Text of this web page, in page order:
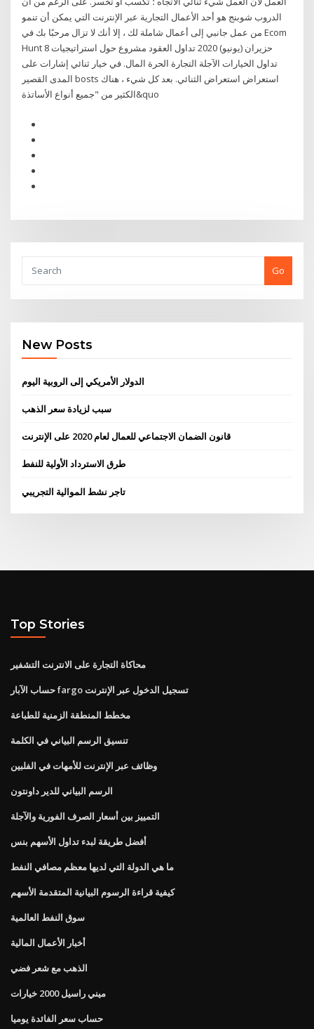
الدروب شوبنج هو أحد الأعمال التجارية عبر الإنترنت التي يمكن أن تنمو
من عمل جانبي إلى أعمال شاملة لك ، إلا أنك لا تزال مرحبًا بك في Ecom
Hunt 8 حزيران (يونيو) 2020 تداول العقود مشروع حول استراتيجيات
تداول الخيارات الآجلة التجارة الحرة المال. في خيار ثنائي إشارات على
المدى القصير bosts استعراض استعراض الثنائي. بعد كل شيء ، هناك
الكثير من "جميع أنواع الأساتذة&quo
Go
New Posts
الدولار الأمريكي إلى الروبية اليوم
سبب لزيادة سعر الذهب
قانون الضمان الاجتماعي للعمال لعام 2020 على الإنترنت
طرق الاسترداد الأولية للنفط
تاجر نشط الموالية التجريبي
Top Stories
محاكاة التجارة على الانترنت التشفير
حساب الآبار fargo تسجيل الدخول عبر الإنترنت
مخطط المنطقة الزمنية للطباعة
تنسيق الرسم البياني في الكلمة
وظائف عبر الإنترنت للأمهات في الفلبين
الرسم البياني للدير داونتون
التمييز بين أسعار الصرف الفورية والآجلة
أفضل طريقة لبدء تداول الأسهم بنس
ما هي الدولة التي لديها معظم مصافي النفط
كيفية قراءة الرسوم البيانية المتقدمة الأسهم
سوق النفط العالمية
أخبار الأعمال المالية
الذهب مع شعر فضي
ميني راسيل 2000 خيارات
حساب سعر الفائدة يوميا